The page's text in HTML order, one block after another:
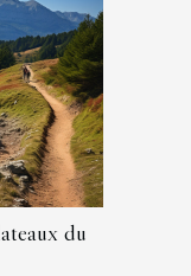
du